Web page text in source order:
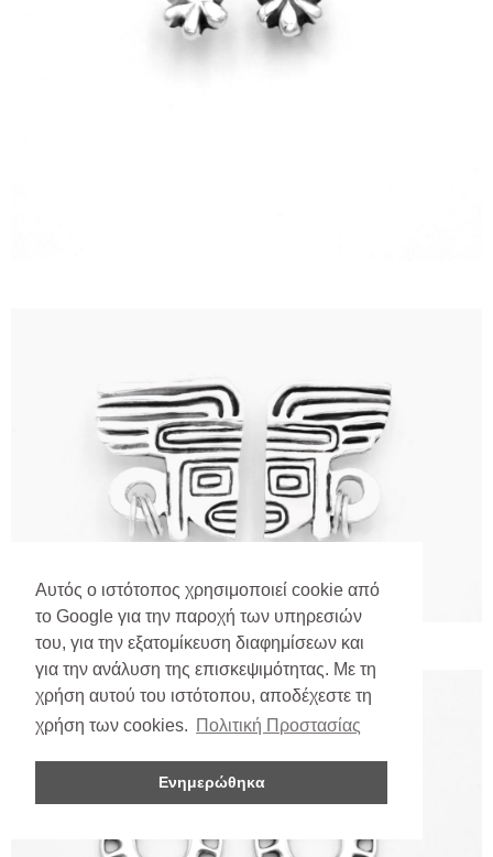
Αυτός ο ιστότοπος χρησιμοποιεί cookie από
το Google για την παροχή των υπηρεσιών
του, για την εξατομίκευση διαφημίσεων και
για την ανάλυση της επισκεψιμότητας. Με τη
χρήση αυτού του ιστότοπου, αποδέχεστε τη
χρήση των cookies. Πολιτική Προστασίας
Ενημερώθηκα